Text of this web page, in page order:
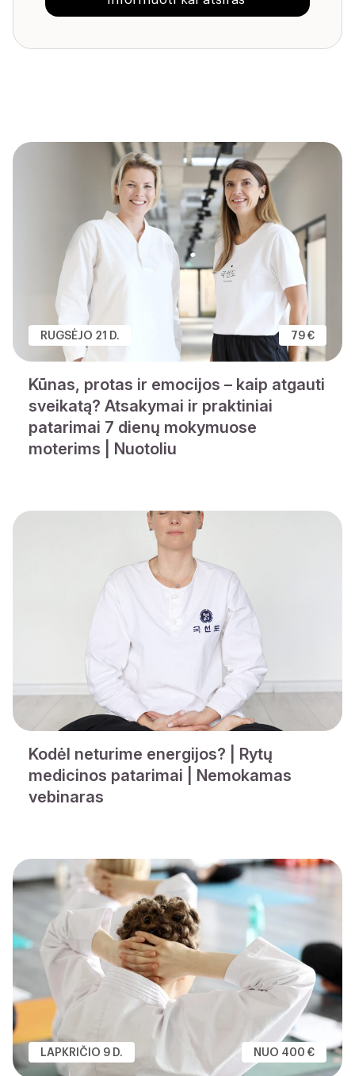
RUGSĖJO 21 D. 79 €
Kūnas, protas ir emocijos – kaip atgauti
sveikatą? Atsakymai ir praktiniai
patarimai 7 dienų mokymuose
moterims | Nuotoliu
Kodėl neturime energijos? | Rytų
medicinos patarimai | Nemokamas
vebinaras
LAPKRIČIO 9 D. NUO 400 €